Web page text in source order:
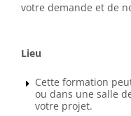
votre demande et de
Lieu
Cette formation
ou dans une salle
votre projet.